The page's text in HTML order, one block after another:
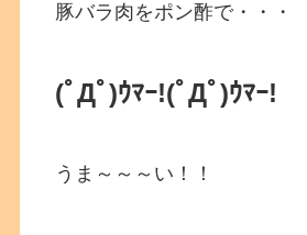
豚バラ肉をポン酢で・・・
(ﾟДﾟ)ｳﾏｰ!(ﾟДﾟ)ｳﾏｰ!
うま～～～い！！